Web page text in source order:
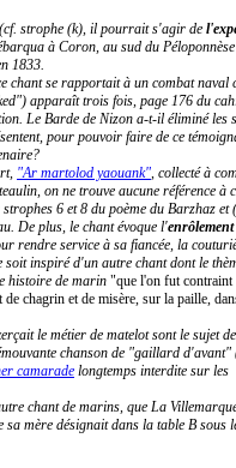
strophe (k), il pourrait s'agir de
à Coron, au sud du
1833.
chant se rapportait à un combat naval
apparaît trois fois, page 176 du
Le Barde de Nizon a-t-il éliminé les
pour pouvoir faire de ce
"Ar martolod yaouank" , collecté à
on ne trouve aucune référence à
6 et 8 du poème du Barzhaz et
De plus, le chant évoque l'
rendre service à sa fiancée, la
inspiré d'un autre chant dont le
histoire de marin "que l'on fut contraint
chagrin et de misère, sur la paille,
le métier de matelot sont le sujet
chanson de "gaillard d'avant"
camarade longtemps interdite sur les
chant de marins, que La
mère désignait dans la table B sous